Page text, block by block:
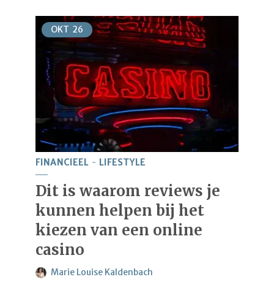
OKT 26
FINANCIEEL LIFESTYLE
Dit is waarom reviews je
kunnen helpen bij het
kiezen van een online
casino
Marie Louise Kaldenbach